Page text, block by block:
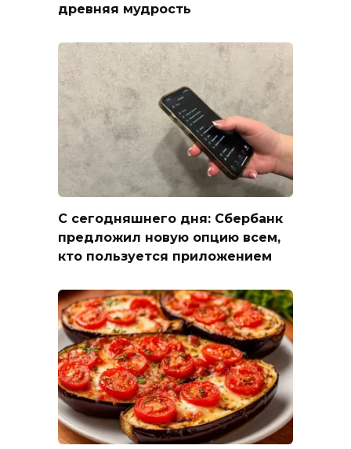
древняя мудрость
С сегодняшнего дня: Сбербанк
предложил новую опцию всем,
кто пользуется приложением